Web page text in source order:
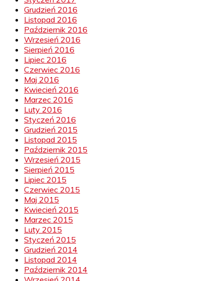
Grudzień 2016
Listopad 2016
Październik 2016
Wrzesień 2016
Sierpień 2016
Lipiec 2016
Czerwiec 2016
Maj 2016
Kwiecień 2016
Marzec 2016
Luty 2016
Styczeń 2016
Grudzień 2015
Listopad 2015
Październik 2015
Wrzesień 2015
Sierpień 2015
Lipiec 2015
Czerwiec 2015
Maj 2015
Kwiecień 2015
Marzec 2015
Luty 2015
Styczeń 2015
Grudzień 2014
Listopad 2014
Październik 2014